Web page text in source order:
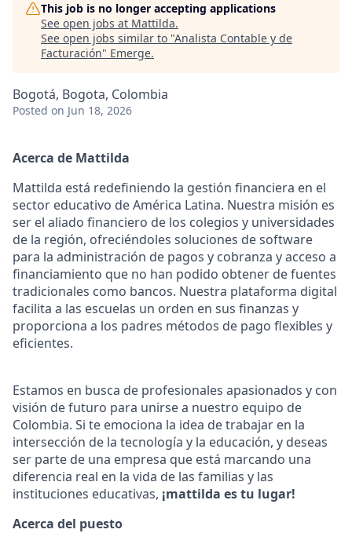
This job is no longer accepting applications
See open jobs at Mattilda.
See open jobs similar to "Analista Contable y de
Facturación" Emerge.
Bogotá, Bogota, Colombia
Posted on Jun 18, 2026
Acerca de Mattilda
Mattilda está redefiniendo la gestión financiera en el
sector educativo de América Latina. Nuestra misión es
ser el aliado financiero de los colegios y universidades
de la región, ofreciéndoles soluciones de software
para la administración de pagos y cobranza y acceso a
financiamiento que no han podido obtener de fuentes
tradicionales como bancos. Nuestra plataforma digital
facilita a las escuelas un orden en sus finanzas y
proporciona a los padres métodos de pago flexibles y
eficientes.
Estamos en busca de profesionales apasionados y con
visión de futuro para unirse a nuestro equipo de
Colombia. Si te emociona la idea de trabajar en la
intersección de la tecnología y la educación, y deseas
ser parte de una empresa que está marcando una
diferencia real en la vida de las familias y las
instituciones educativas, ¡mattilda es tu lugar!
Acerca del puesto